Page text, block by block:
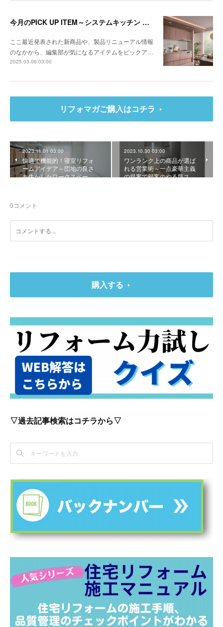
今月のPICK UP ITEM～システムキッチン クルート、エコキュート CHP-E37LUX1／ES46LUX1
ここ最近発表された新商品や、製品リニューアル情報
のなかから、編集部が気になるアイテムをピックア…
2025.03.06 03:00
リフォマガご購入はコチラ
2023.11.01 03:00
快適で機能的！寝室リフォ
ームアイデア～団地の良さ
を生かしたワークスペー…
2023.10.30 03:00
ワンランク上の商品が選ば
れる営業術～一点豪華主義
の提案で顧客のやる気ス…
0コメント
購入する
▽過去記事検索はコチラから▽